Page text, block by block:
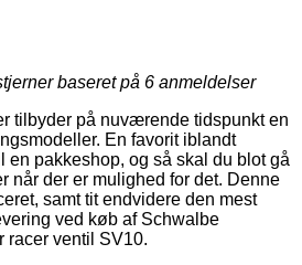
baseret på 6 anmeldelser
tilbyder på nuværende tidspunkt en
En favorit iblandt
en pakkeshop, og så skal du blot gå
når der er mulighed for det. Denne
samt tit endvidere den mest
ved køb af Schwalbe
racer ventil SV10.